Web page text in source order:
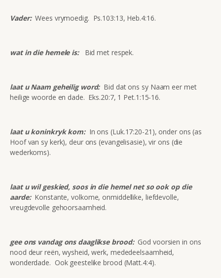
Vader:Wees vrymoedig. Ps.103:13, Heb.4:16.
wat in die hemele is: Bid met respek.
laat u Naam geheilig word:Bid dat ons sy Naam eer met
heilige woorde en dade. Eks.20:7, 1 Pet.1:15-16.
laat u koninkryk kom:In ons (Luk.17:20-21), onder ons (as
Hoof van sy kerk), deur ons (evangelisasie), vir ons (die
wederkoms).
laat u wil geskied, soos in die hemel net so ook op die
aarde:Konstante, volkome, onmiddellike, liefdevolle,
vreugdevolle gehoorsaamheid.
gee ons vandag ons daaglikse brood:God voorsien in ons
nood deur reën, wysheid, werk, mededeelsaamheid,
wonderdade. Ook geestelike brood (Matt.4:4).